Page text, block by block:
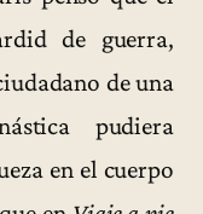
de guerra,
de una
pudiera
en el cuerpo